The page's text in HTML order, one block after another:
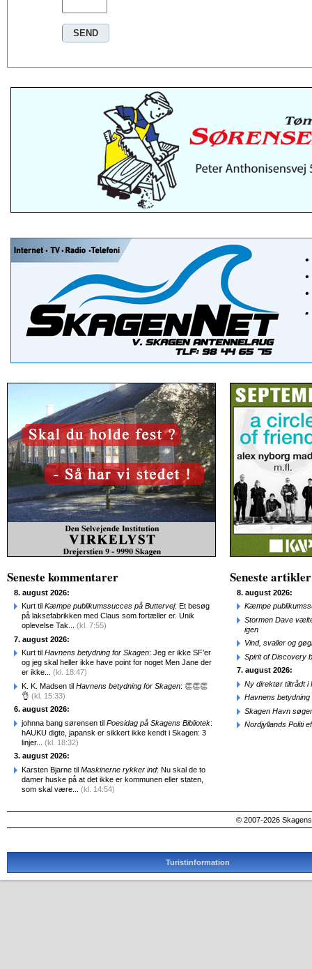
Seneste kommentarer
8. august 2026:
Kurt til Kæmpe publikumssucces på Buttervej: Et besøg
på laksefabrikken med Claus som fortæller er. Unik
oplevelse Tak... (kl. 7:55)
7. august 2026:
Kurt til Havnens betydning for Skagen: Jeg er ikke SF’er
og jeg skal heller ikke have point for noget Men Jane der
er ikke... (kl. 18:47)
K. K. Madsen til Havnens betydning for Skagen: 👏👏👏
👌 (kl. 15:33)
6. august 2026:
johnna bang sørensen til Poesidag på Skagens Bibliotek:
hAUKU digte, japansk er sikkert ikke kendt i Skagen: 3
linjer... (kl. 18:32)
3. august 2026:
Karsten Bjarne til Maskinerne rykker ind: Nu skal de to
damer huske på at det ikke er kommunen eller staten,
som skal være... (kl. 14:54)
Seneste artikler
8. august 2026:
Kæmpe
Stormen Dave
igen
Vind, svaller og
Spirit of Discovery
7. august 2026:
Ny direktør tiltrådt i
Havnens betydning
Skagen Havn
Nordjyllands Politi
© 2007-2026
Turistinformation